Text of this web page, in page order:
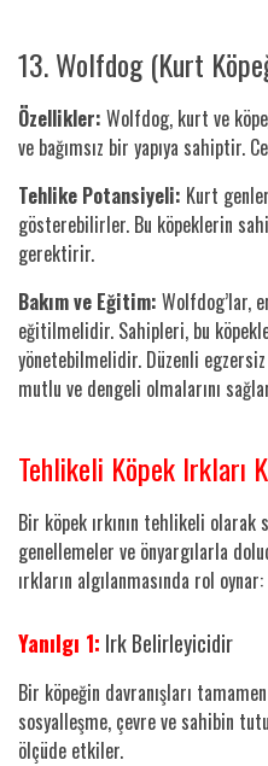
13. Wolfdog (Kurt
Özellikler: Wolfdog, kurt ve
ve bağımsız bir yapıya sahiptir.
Tehlike Potansiyeli: Kurt
gösterebilirler. Bu köpeklerin
gerektirir.
Bakım ve Eğitim: Wolfdog’lar,
eğitilmelidir. Sahipleri, bu
yönetebilmelidir. Düzenli
mutlu ve dengeli olmalarını
Tehlikeli Köpek Irkları
Bir köpek ırkının tehlikeli olarak
genellemeler ve önyargılarla
ırkların algılanmasında rol oynar:
Yanılgı 1: Irk Belirleyicidir
Bir köpeğin davranışları
sosyalleşme, çevre ve sahibin
ölçüde etkiler.